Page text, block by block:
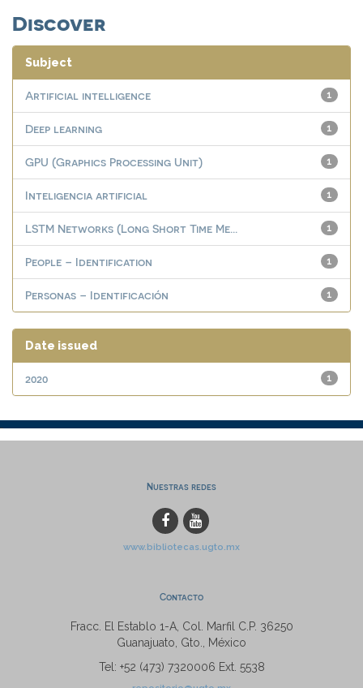
Discover
Subject
1
Artificial intelligence
1
Deep learning
1
GPU (Graphics Processing Unit)
1
Inteligencia artificial
1
LSTM Networks (Long Short Time Me...
1
People – Identification
1
Personas – Identificación
Date issued
1
2020
Nuestras redes
www.bibliotecas.ugto.mx
Contacto
Fracc. El Establo 1-A, Col. Marfil C.P. 36250
Guanajuato, Gto., México
Tel: +52 (473) 7320006 Ext. 5538